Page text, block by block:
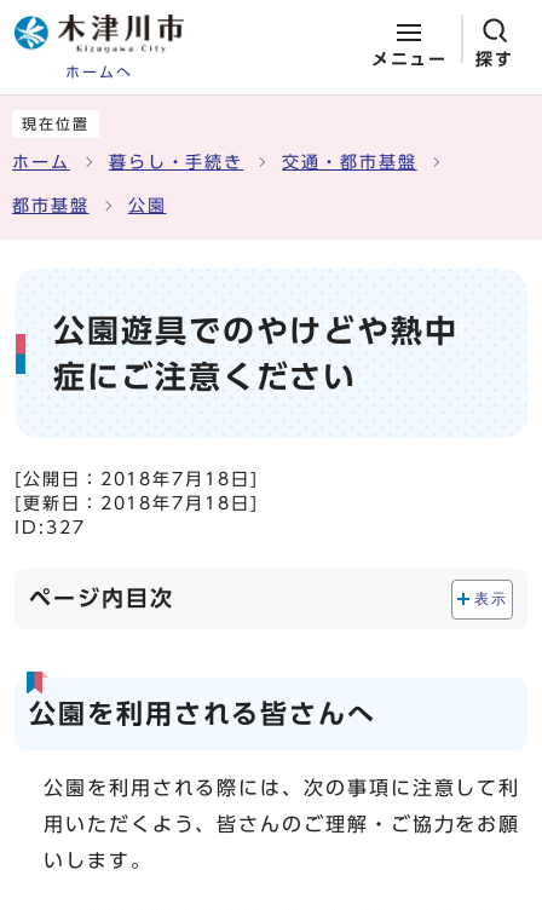
ホームへ
メニュー 探す
現在位置
ホーム 暮らし・手続き 交通・都市基盤
都市基盤 公園
公園遊具でのやけどや熱中
症にご注意ください
[公開日： 2018年7月18日
[更新日： 2018年7月18日
ID:327
ページ内目次 表示
公園を利用される皆さんへ
公園を利用される際には、次の事項に注意して利
用いただくよう、皆さんのご理解・ご協力をお願
いします。